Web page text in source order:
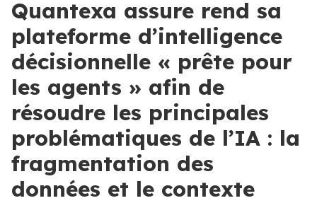
Quantexa assure rend sa
plateforme d’intelligence
décisionnelle « prête pour
les agents » afin de
résoudre les principales
problématiques de l’IA : la
fragmentation des
données et le contexte